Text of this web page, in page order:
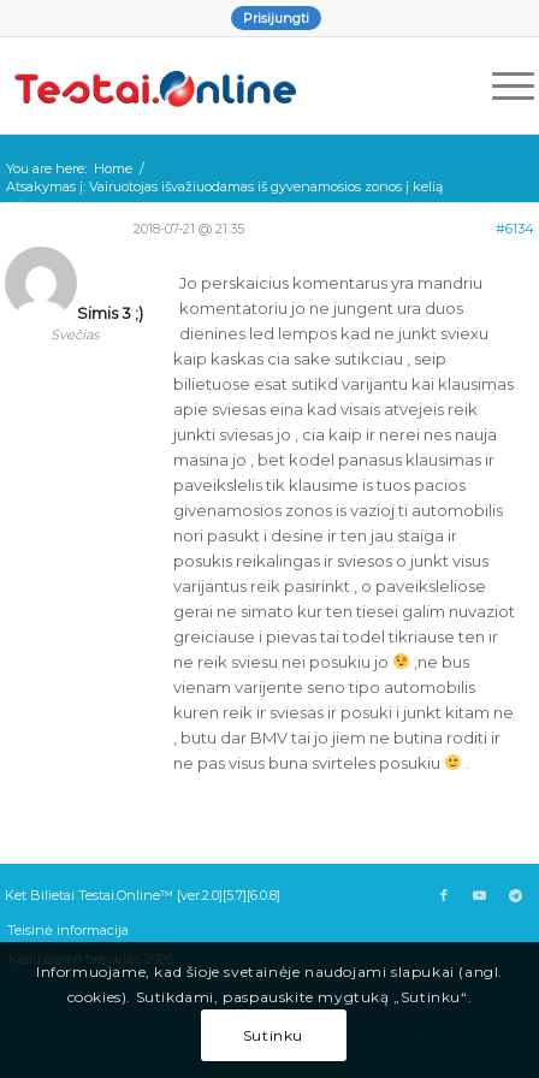
Prisijungti
You are here: Home /
Atsakymas į: Vairuotojas išvažiuodamas iš gyvenamosios zonos į kelią
priva...
2018-07-21 @ 21:35
#6134
Simis 3 ;)
Svečias
Jo perskaicius komentarus yra mandriu
komentatoriu jo ne jungent ura duos
dienines led lempos kad ne junkt sviexu
kaip kaskas cia sake sutikciau , seip
bilietuose esat sutikd varijantu kai klausimas
apie sviesas eina kad visais atvejeis reik
junkti sviesas jo , cia kaip ir nerei nes nauja
masina jo , bet kodel panasus klausimas ir
paveikslelis tik klausime is tuos pacios
givenamosios zonos is vazioj ti automobilis
nori pasukt i desine ir ten jau staiga ir
posukis reikalingas ir sviesos o junkt visus
varijantus reik pasirinkt , o paveiksleliose
gerai ne simato kur ten tiesei galim nuvaziot
greiciause i pievas tai todel tikriause ten ir
ne reik sviesu nei posukiu jo
,ne bus
vienam varijente seno tipo automobilis
kuren reik ir sviesas ir posuki i junkt kitam ne
, butu dar BMV tai jo jiem ne butina roditi ir
ne pas visus buna svirteles posukiu
Ket Bilietai Testai.Online™ [ver.2.0][5.7][6.0.8]
Teisinė informacija
Kelių eismo taisyklės 2026
Informuojame, kad šioje svetainėje naudojami slapukai (angl.
cookies). Sutikdami, paspauskite mygtuką „Sutinku“.
Sutinku